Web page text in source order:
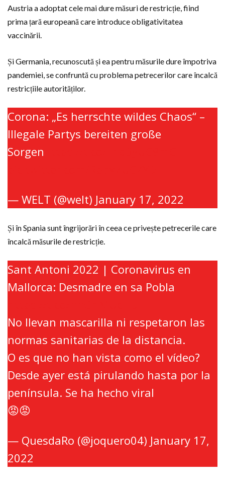
Austria a adoptat cele mai dure măsuri de restricție, fiind
prima țară europeană care introduce obligativitatea
vaccinării.
Și Germania, recunoscută și ea pentru măsurile dure împotriva
pandemiei, se confruntă cu problema petrecerilor care încalcă
restricțiile autorităților.
Corona: „Es herrschte wildes Chaos“ –
Illegale Partys bereiten große
Sorgen
— WELT (@welt) January 17, 2022
Și în Spania sunt îngrijorări în ceea ce privește petrecerile care
încalcă măsurile de restricție.
Sant Antoni 2022 | Coronavirus en
Mallorca: Desmadre en sa Pobla
No llevan mascarilla ni respetaron las
normas sanitarias de la distancia.
O es que no han vista como el vídeo?
Desde ayer está pirulando hasta por la
península. Se ha hecho viral
😡😡
— QuesdaRo (@joquero04) January 17,
2022